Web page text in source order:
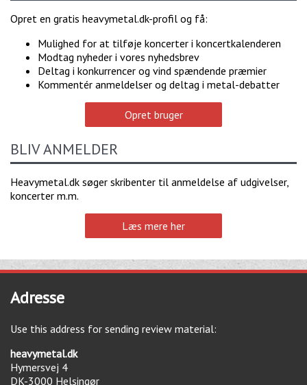
Opret en gratis heavymetal.dk-profil og få:
Mulighed for at tilføje koncerter i koncertkalenderen
Modtag nyheder i vores nyhedsbrev
Deltag i konkurrencer og vind spændende præmier
Kommentér anmeldelser og deltag i metal-debatter
Opret bruger
BLIV ANMELDER
Heavymetal.dk søger skribenter til anmeldelse af udgivelser,
koncerter m.m.
Læs mere her
Adresse
Use this address for sending review material:
heavymetal.dk
Hymersvej 4
DK-3000 Helsingør